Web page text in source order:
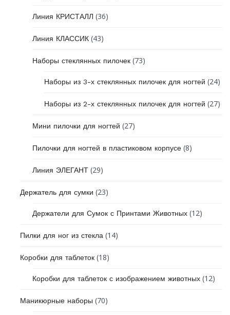
Линия КРИСТАЛЛ (36)
Линия КЛАССИК (43)
Наборы стеклянных пилочек (73)
Наборы из 3-х стеклянных пилочек для ногтей (24)
Наборы из 2-х стеклянных пилочек для ногтей (27)
Мини пилочки для ногтей (27)
Пилочки для ногтей в пластиковом корпусе (8)
Линия ЭЛЕГАНТ (29)
Держатель для сумки (23)
Держатели для Сумок с Принтами Животных (12)
Пилки для ног из стекла (14)
Коробки для таблеток (18)
Коробки для таблеток с изображением животных (12)
Маникюрные наборы (70)